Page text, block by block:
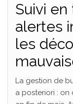
Suivi
alertes
les
La gestion de
a posteriori :